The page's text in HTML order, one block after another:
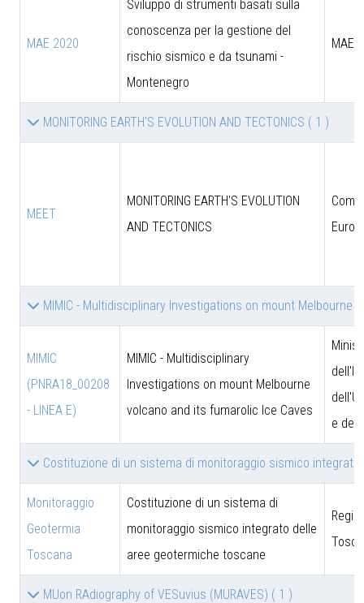
MAE 2020
Sviluppo di strumenti basati sulla
conoscenza per la gestione del
rischio sismico e da tsunami -
Montenegro
MAE
MONITORING EARTH'S EVOLUTION AND TECTONICS ( 1 )
MEET
MONITORING EARTH'S EVOLUTION
AND TECTONICS
MIMIC - Multidisciplinary Investigations on mount
MIMIC
(PNRA18_00208
- LINEA E)
MIMIC - Multidisciplinary
Investigations on mount Melbourne
volcano and its fumarolic Ice Caves
e
Costituzione di un sistema di monitoraggio sismico
Monitoraggio
Geotermia
Toscana
Costituzione di un sistema di
monitoraggio sismico integrato delle
aree geotermiche toscane
MUon RAdiography of VESuvius (MURAVES) ( 1 )